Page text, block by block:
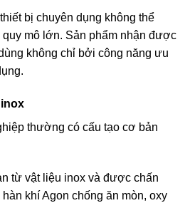
bị chuyên dụng không thể
quy mô lớn. Sản phẩm nhận được
không chỉ bởi công năng ưu
thường có cấu tạo cơ bản
từ vật liệu inox và được chấn
khí Agon chống ăn mòn, oxy